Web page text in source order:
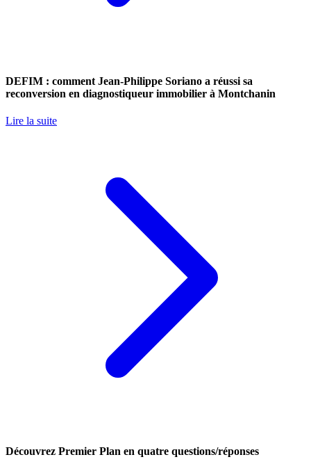
DEFIM : comment Jean-Philippe Soriano a réussi sa
reconversion en diagnostiqueur immobilier à Montchanin
Lire la suite
Découvrez Premier Plan en quatre questions/réponses